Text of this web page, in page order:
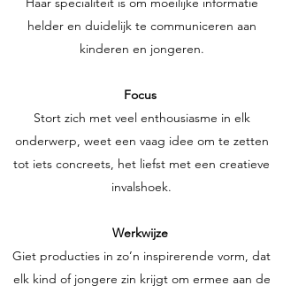
helder en duidelijk te communiceren aan
kinderen en jongeren.
Focus
Stort zich met veel enthousiasme in elk
onderwerp, weet een vaag idee om te zetten
tot iets concreets, het liefst met een creatieve
invalshoek.
Werkwijze
Giet producties in zo’n inspirerende vorm, dat
elk kind of jongere zin krijgt om ermee aan de